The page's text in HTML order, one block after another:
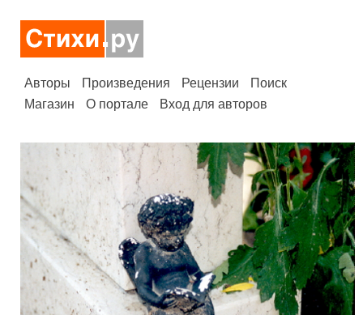
Авторы Произведения Рецензии
Поиск
Магазин
О портале Вход для авторов